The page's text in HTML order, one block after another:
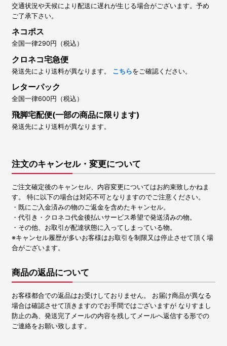
交通状況や天候により配送に遅れが生じる場合がございます。予め
ご了承下さい。
ネコポス
全国一律290円（税込）
クロネコ宅急便
発送先により送料が異なります。 こちらをご確認ください。
レターパック
全国一律600円（税込）
飛脚宅配便(一部の商品に限ります)
発送先により送料が異なります。
注文のキャンセル・変更について
ご注文確定後のキャンセル、内容変更についてはお約束致しかねま
す。 特に以下の場合は対応不可となりますのでご注意ください。
・既にご入金済みの物のご返金を含めたキャンセル。
・代引き・クロネコ代金後払いサービス希望で発送済みの物。
・その他、お取引が配達状態に入ってしまっている物。
※キャンセル履歴が多いお客様はお取引を制限又は停止させて頂く場
合がございます。
商品の返品について
お客様都合での返品はお受けしておりません。 お届け商品が異なる
場合は確認させて頂きますのでお手間ではございますが なりすまし
防止の為、発送完了メールの内容を残してメールへ返信する形での
ご連絡をお願い致します。